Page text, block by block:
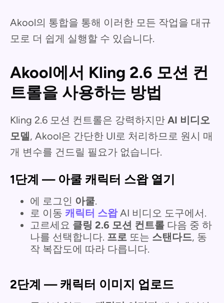
Akool의 통합을 통해 이러한 모든 작업을 대규
모로 더 쉽게 실행할 수 있습니다.
Akool에서 Kling 2.6 모션 컨
트롤을 사용하는 방법
Kling 2.6 모션 컨트롤은 강력하지만 AI 비디오
모델, Akool은 간단한 UI로 처리하므로 원시 매
개 변수를 건드릴 필요가 없습니다.
1단계 — 아쿨 캐릭터 스왑 열기
에 로그인 아쿨.
로 이동 캐릭터 스왑AI 비디오 도구에서.
고르세요 클링 2.6 모션 컨트롤 다음 중 하
나를 선택합니다. 프로 또는 스탠다드, 동
작 복잡도에 따라 다릅니다.
2단계 — 캐릭터 이미지 업로드